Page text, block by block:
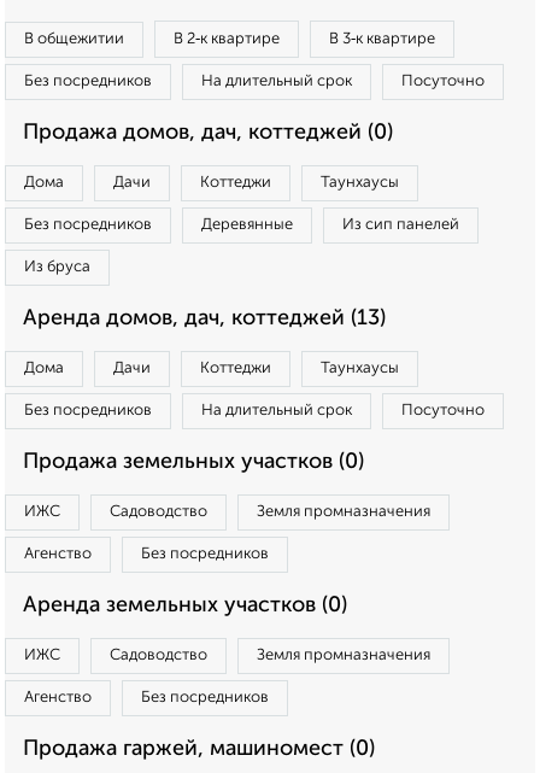
В общежитии В 2‑к квартире В 3‑к квартире
Без посредников На длительный срок Посуточно
Продажа домов, дач, коттеджей (0)
Дома Дачи Коттеджи Таунхаусы
Без посредников Деревянные Из сип панелей
Из бруса
Аренда домов, дач, коттеджей (13)
Дома Дачи Коттеджи Таунхаусы
Без посредников На длительный срок Посуточно
Продажа земельных участков (0)
ИЖС Садоводство Земля промназначения
Агенство Без посредников
Аренда земельных участков (0)
ИЖС Садоводство Земля промназначения
Агенство Без посредников
Продажа гаржей, машиномест (0)